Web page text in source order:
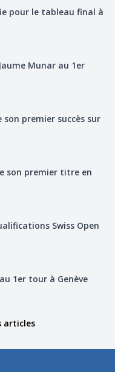
pour le tableau final à
Munar au 1er
son premier succès sur
son premier titre en
Swiss Open
1er tour à Genève
articles